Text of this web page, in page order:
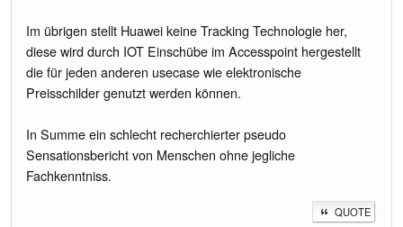
Im übrigen stellt Huawei keine Tracking Technologie her,
diese wird durch IOT Einschübe im Accesspoint hergestellt
die für jeden anderen usecase wie elektronische
Preisschilder genutzt werden können.
In Summe ein schlecht recherchierter pseudo
Sensationsbericht von Menschen ohne jegliche
Fachkenntniss.
QUOTE